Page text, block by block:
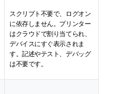
スクリプト不要で、ログオン
に依存しません。プリンター
はクラウドで割り当てられ、
デバイスにすぐ表示されま
す。記述やテスト、デバッグ
は不要です。